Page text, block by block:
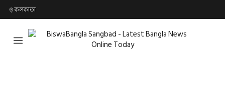
কলকাতা